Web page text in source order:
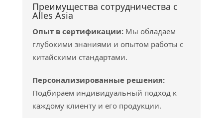
Преимущества сотрудничества с
Alles Asia
Опыт в сертификации:Мы обладаем
глубокими знаниями и опытом работы с
китайскими стандартами.
Персонализированные решения:
Подбираем индивидуальный подход к
каждому клиенту и его продукции.